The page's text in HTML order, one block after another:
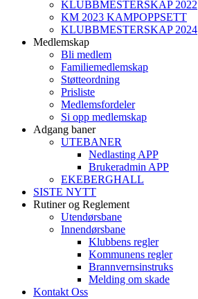
KLUBBMESTERSKAP 2022
KM 2023 KAMPOPPSETT
KLUBBMESTERSKAP 2024
Medlemskap
Bli medlem
Familiemedlemskap
Støtteordning
Prisliste
Medlemsfordeler
Si opp medlemskap
Adgang baner
UTEBANER
Nedlasting APP
Brukeradmin APP
EKEBERGHALL
SISTE NYTT
Rutiner og Reglement
Utendørsbane
Innendørsbane
Klubbens regler
Kommunens regler
Brannvernsinstruks
Melding om skade
Kontakt Oss